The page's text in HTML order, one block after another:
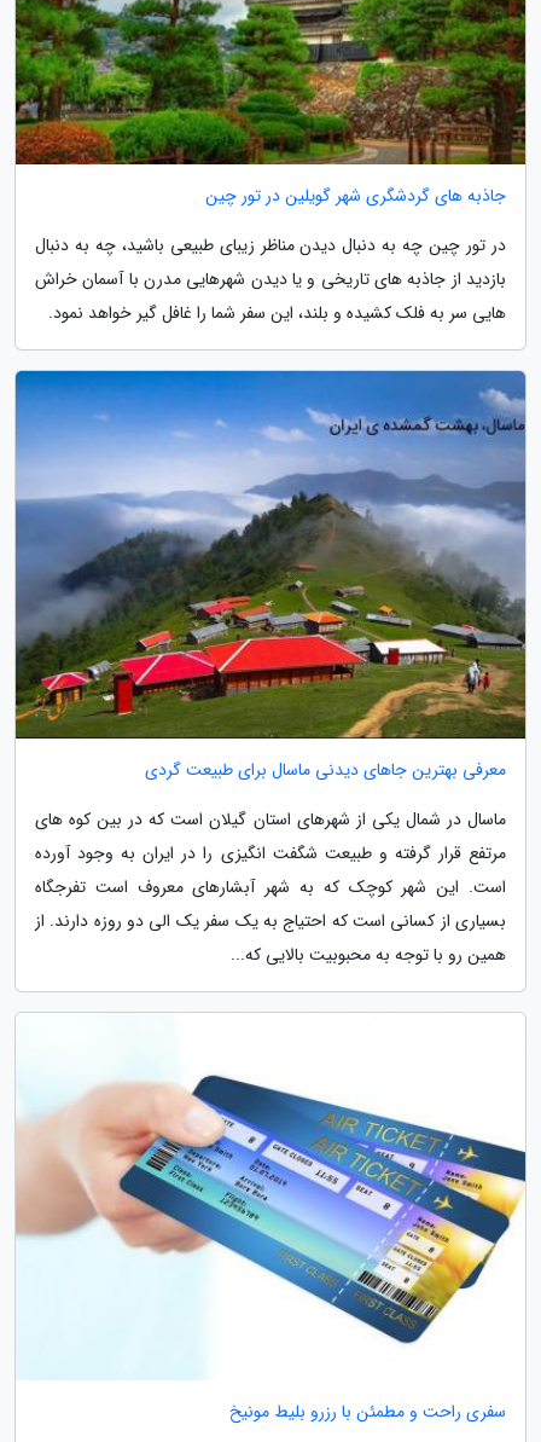
جاذبه های گردشگری شهر گویلین در تور چین
در تور چین چه به دنبال دیدن مناظر زیبای طبیعی باشید، چه به دنبال
بازدید از جاذبه های تاریخی و یا دیدن شهرهایی مدرن با آسمان خراش
هایی سر به فلک کشیده و بلند، این سفر شما را غافل گیر خواهد نمود.
معرفی بهترین جاهای دیدنی ماسال برای طبیعت گردی
ماسال در شمال یکی از شهرهای استان گیلان است که در بین کوه های
مرتفع قرار گرفته و طبیعت شگفت انگیزی را در ایران به وجود آورده
است. این شهر کوچک که به شهر آبشارهای معروف است تفرجگاه
بسیاری از کسانی است که احتیاج به یک سفر یک الی دو روزه دارند. از
همین رو با توجه به محبوبیت بالایی که...
سفری راحت و مطمئن با رزرو بلیط مونیخ